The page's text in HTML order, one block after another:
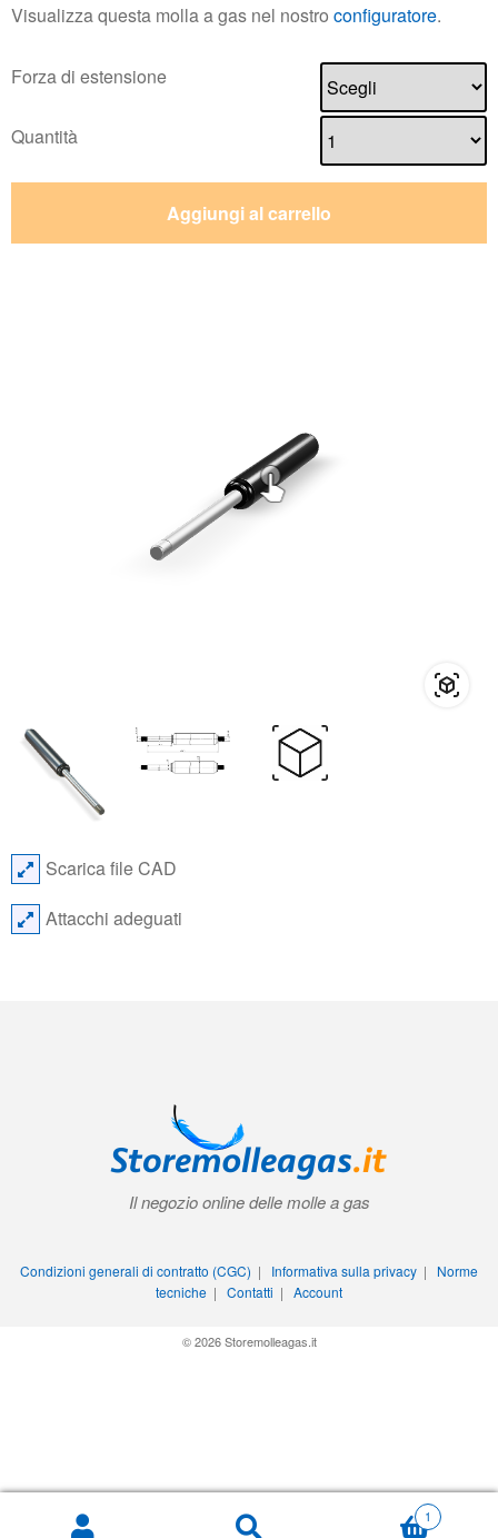
Visualizza questa molla a gas nel nostro configuratore.
Forza di estensione
Quantità
Aggiungi al carrello
Scarica file CAD
Attacchi adeguati
1
Il negozio online delle molle a gas
Condizioni generali di contratto (CGC) | Informativa sulla privacy | Norme
tecniche | Contatti | Account
© 2026 Storemolleagas.it